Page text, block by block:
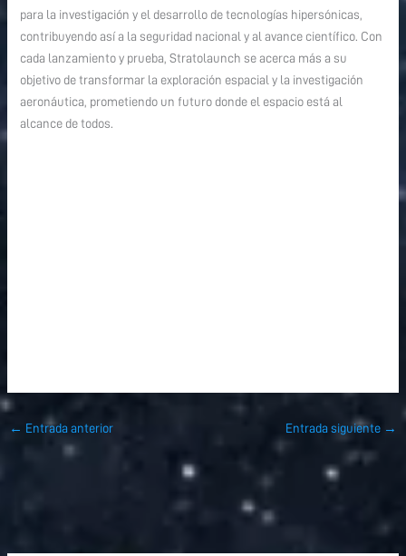
para la investigación y el desarrollo de tecnologías hipersónicas,
contribuyendo así a la seguridad nacional y al avance científico. Con
cada lanzamiento y prueba, Stratolaunch se acerca más a su
objetivo de transformar la exploración espacial y la investigación
aeronáutica, prometiendo un futuro donde el espacio está al
alcance de todos.
← Entrada anterior Entrada siguiente →